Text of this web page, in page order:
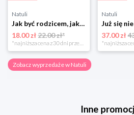
Natuli
Jak być rodzicem, jakim zawsze chciałeś być Media rodzina
18.00 zł22.00 zł*
*najniższa cena z 30 dni przed obniżką
Natuli
37.00 zł
Zobacz wyprzedaże w Natuli
Inne